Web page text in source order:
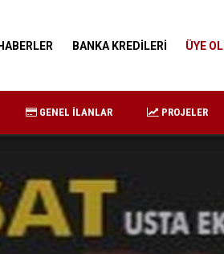
HABERLER BANKA KREDİLERİ ÜYE OL
GENEL İLANLAR PROJELER